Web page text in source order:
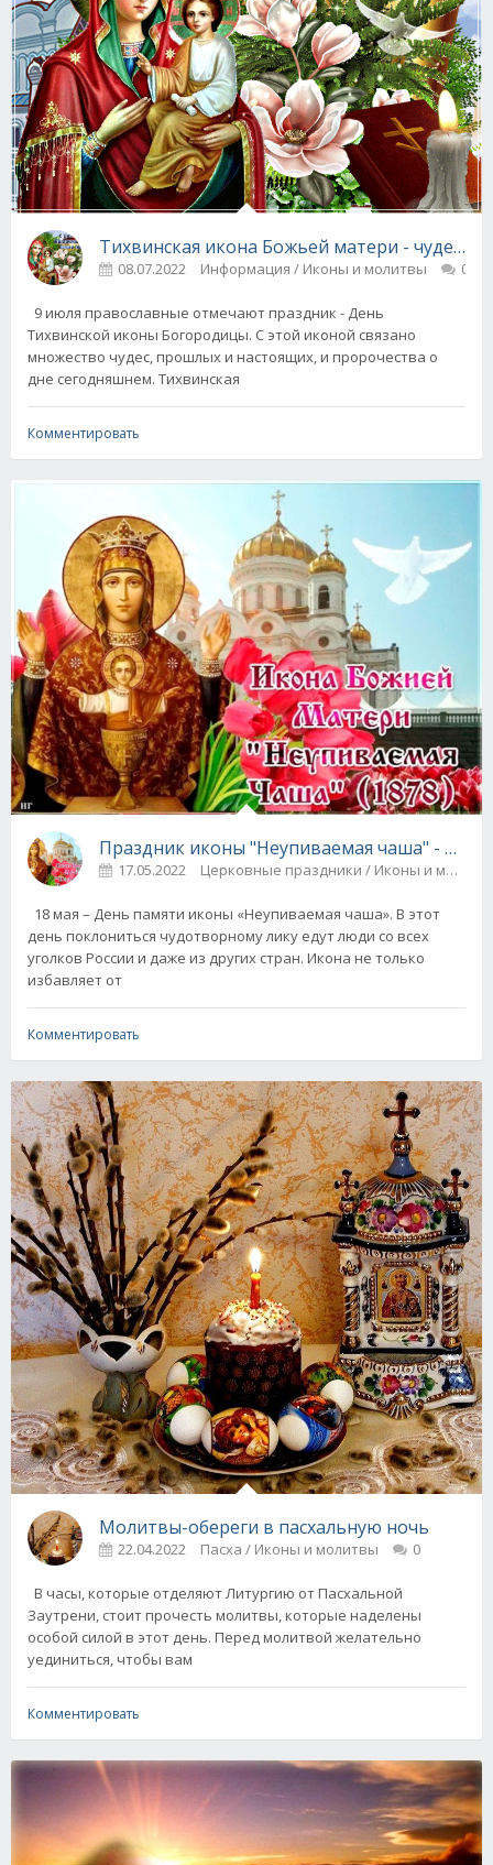
Тихвинская икона Божьей матери - чудеса
08.07.2022 Информация / Иконы и молитвы 0
9 июля православные отмечают праздник - День
Тихвинской иконы Богородицы. С этой иконой связано
множество чудес, прошлых и настоящих, и пророчества о
дне сегодняшнем. Тихвинская
Комментировать
Праздник иконы "Неупиваемая чаша" - о
17.05.2022 Церковные праздники / Иконы и
18 мая – День памяти иконы «Неупиваемая чаша». В этот
день поклониться чудотворному лику едут люди со всех
уголков России и даже из других стран. Икона не только
избавляет от
Комментировать
Молитвы-обереги в пасхальную ночь
22.04.2022 Пасха / Иконы и молитвы 0
В часы, которые отделяют Литургию от Пасхальной
Заутрени, стоит прочесть молитвы, которые наделены
особой силой в этот день. Перед молитвой желательно
уединиться, чтобы вам
Комментировать